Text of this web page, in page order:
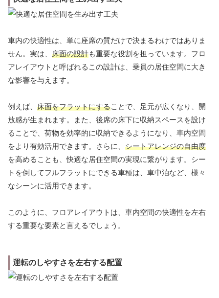
車内の快適性は、単に座席の質だけで決まるわけではありま
せん。実は、 床面の設計も重要な役割を担っています。フロ
アレイアウトと呼ばれるこの設計は、乗員の居住空間に大き
な影響を与えます。
例えば、 床面をフラットにすることで、足元が広くなり、開
放感が生まれます。また、後席の床下に収納スペースを設け
ることで、荷物を効率的に収納できるようになり、車内空間
をより有効活用できます。さらに、 シートアレンジの自由度
を高めることも、快適な居住空間の実現に繋がります。シー
トを倒してフルフラットにできる車種は、車中泊など、様々
なシーンに活用できます。
このように、フロアレイアウトは、車内空間の快適性を左右
する重要な要素と言えるでしょう。
運転のしやすさを左右する配置